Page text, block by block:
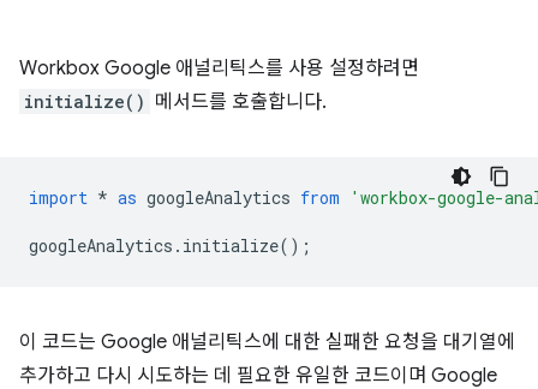
Workbox Google 애널리틱스를 사용 설정하려면
initialize() 메서드를 호출합니다.
import * as googleAnalytics from 'workbox-google-
googleAnalytics . initialize();
이 코드는 Google 애널리틱스에 대한 실패한 요청을 대기열에
추가하고 다시 시도하는 데 필요한 유일한 코드이며 Google